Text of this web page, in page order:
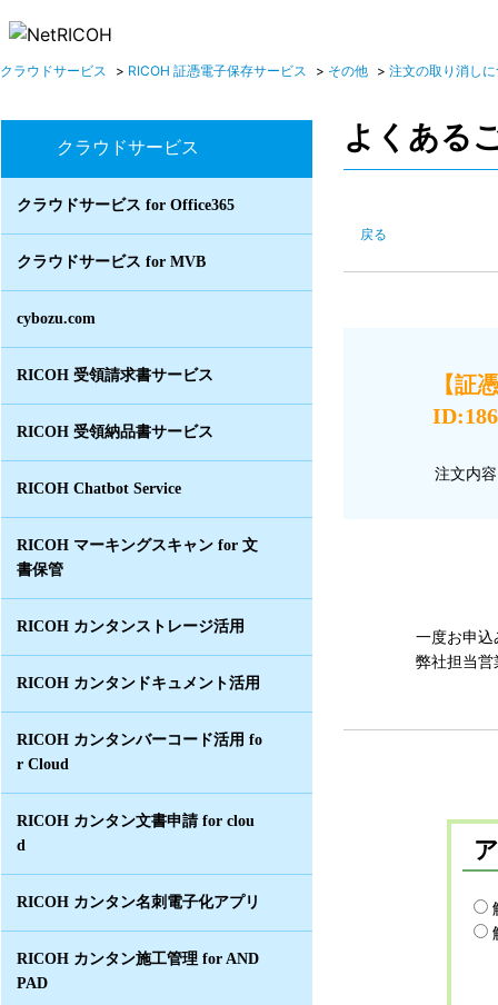
クラウドサービス > RICOH 証憑電子保存サービス > その他 > 注文の取り消し
クラウドサービス
クラウドサービス for Office365
クラウドサービス for MVB
cybozu.com
RICOH 受領請求書サービス
RICOH 受領納品書サービス
RICOH Chatbot Service
RICOH マーキングスキャン for 文
書保管
RICOH カンタンストレージ活用
RICOH カンタンドキュメント活用
RICOH カンタンバーコード活用 fo
r Cloud
RICOH カンタン文書申請 for clou
d
RICOH カンタン名刺電子化アプリ
RICOH カンタン施工管理 for AND
PAD
よくある
戻る
【証
注文内
一度お申
弊社担当